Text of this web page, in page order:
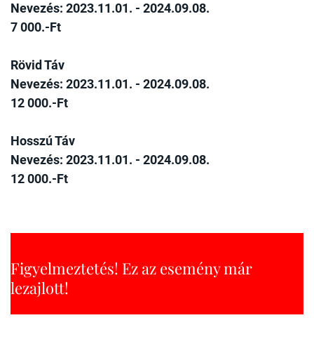
Nevezés: 2023.11.01. - 2024.09.08.
7 000.-Ft
Rövid Táv
Nevezés: 2023.11.01. - 2024.09.08.
12 000.-Ft
Hosszú Táv
Nevezés: 2023.11.01. - 2024.09.08.
12 000.-Ft
Figyelmeztetés! Ez az esemény már
lezajlott!